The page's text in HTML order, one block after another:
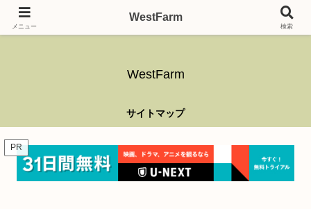
ガーデニング、アウトドア、キャンプ、釣り、乗り物、DIYなど難しい事はさ
WestFarm
サイトマップ
PR
メニュー
WestFarm
検索